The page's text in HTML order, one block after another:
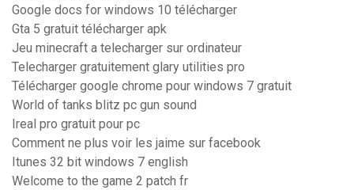
Google docs for windows 10 télécharger
Gta 5 gratuit télécharger apk
Jeu minecraft a telecharger sur ordinateur
Telecharger gratuitement glary utilities pro
Télécharger google chrome pour windows 7 gratuit
World of tanks blitz pc gun sound
Ireal pro gratuit pour pc
Comment ne plus voir les jaime sur facebook
Itunes 32 bit windows 7 english
Welcome to the game 2 patch fr